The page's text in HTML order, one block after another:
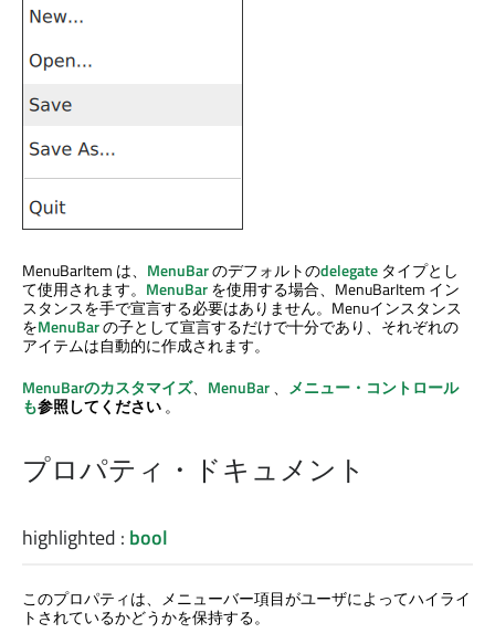
MenuBarItem は、 MenuBarのデフォルトのdelegate タイプとし
て使用されます。 MenuBarを使用する場合、MenuBarItem イン
スタンスを手で宣言する必要はありません。Menuインスタンス
をMenuBarの子として宣言するだけで十分であり、それぞれの
アイテムは自動的に作成されます。
MenuBarのカスタマイズ、 MenuBar、 メニュー・コントロール
も参照してください。
プロパティ・ドキュメント
highlighted : bool
このプロパティは、メニューバー項目がユーザによってハイライ
トされているかどうかを保持する。